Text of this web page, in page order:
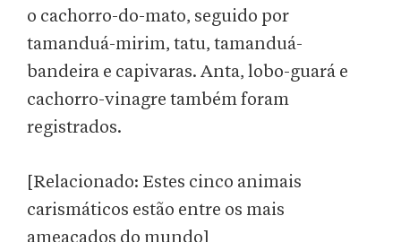
o cachorro-do-mato, seguido por
tamanduá-mirim, tatu, tamanduá-
bandeira e capivaras. Anta, lobo-guará e
cachorro-vinagre também foram
registrados.
[Relacionado: Estes cinco animais
carismáticos estão entre os mais
ameaçados do mundo]